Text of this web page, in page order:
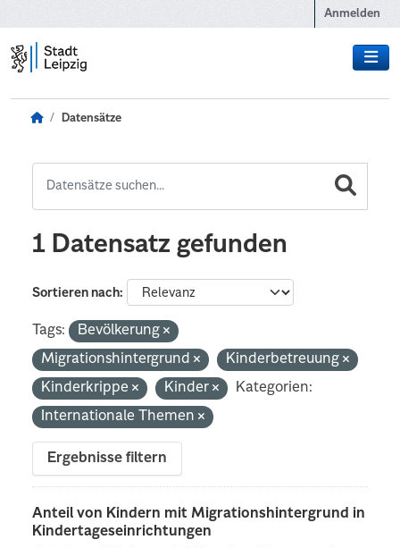
Anmelden
Datensätze
1 Datensatz gefunden
Sortieren nach
Tags:
Bevölkerung
Migrationshintergrund
Kinderbetreuung
Kinderkrippe
Kinder
Kategorien:
Internationale Themen
Ergebnisse filtern
Anteil von Kindern mit Migrationshintergrund in
Kindertageseinrichtungen